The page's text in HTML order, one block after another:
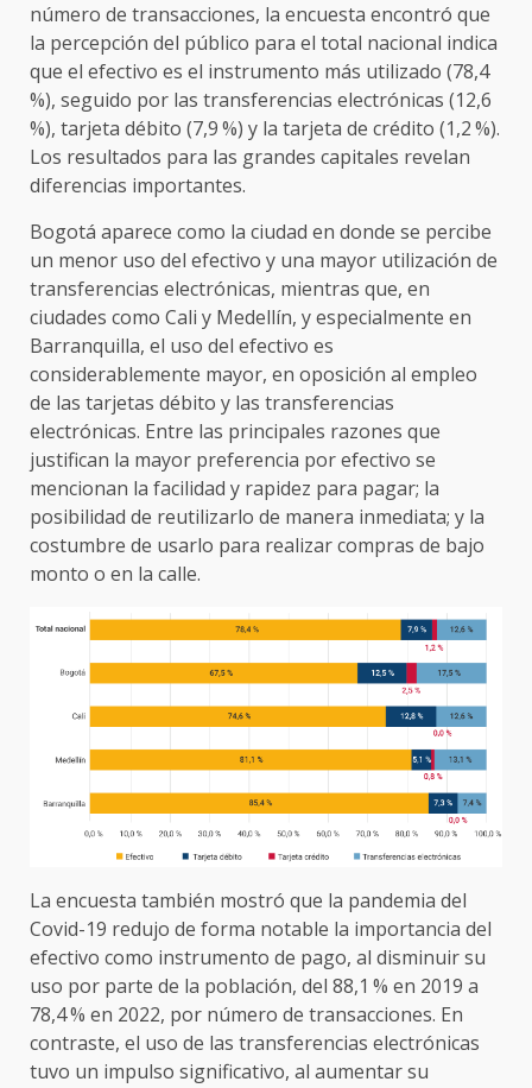
número de transacciones, la encuesta encontró que
la percepción del público para el total nacional indica
que el efectivo es el instrumento más utilizado (78,4
%), seguido por las transferencias electrónicas (12,6
%), tarjeta débito (7,9 %) y la tarjeta de crédito (1,2 %).
Los resultados para las grandes capitales revelan
diferencias importantes.
Bogotá aparece como la ciudad en donde se percibe
un menor uso del efectivo y una mayor utilización de
transferencias electrónicas, mientras que, en
ciudades como Cali y Medellín, y especialmente en
Barranquilla, el uso del efectivo es
considerablemente mayor, en oposición al empleo
de las tarjetas débito y las transferencias
electrónicas. Entre las principales razones que
justifican la mayor preferencia por efectivo se
mencionan la facilidad y rapidez para pagar; la
posibilidad de reutilizarlo de manera inmediata; y la
costumbre de usarlo para realizar compras de bajo
monto o en la calle.
La encuesta también mostró que la pandemia del
Covid-19 redujo de forma notable la importancia del
efectivo como instrumento de pago, al disminuir su
uso por parte de la población, del 88,1 % en 2019 a
78,4 % en 2022, por número de transacciones. En
contraste, el uso de las transferencias electrónicas
tuvo un impulso significativo, al aumentar su